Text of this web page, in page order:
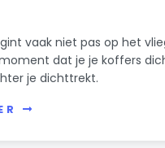
vaak niet pas op het
dat je je koffers
je dichttrekt.